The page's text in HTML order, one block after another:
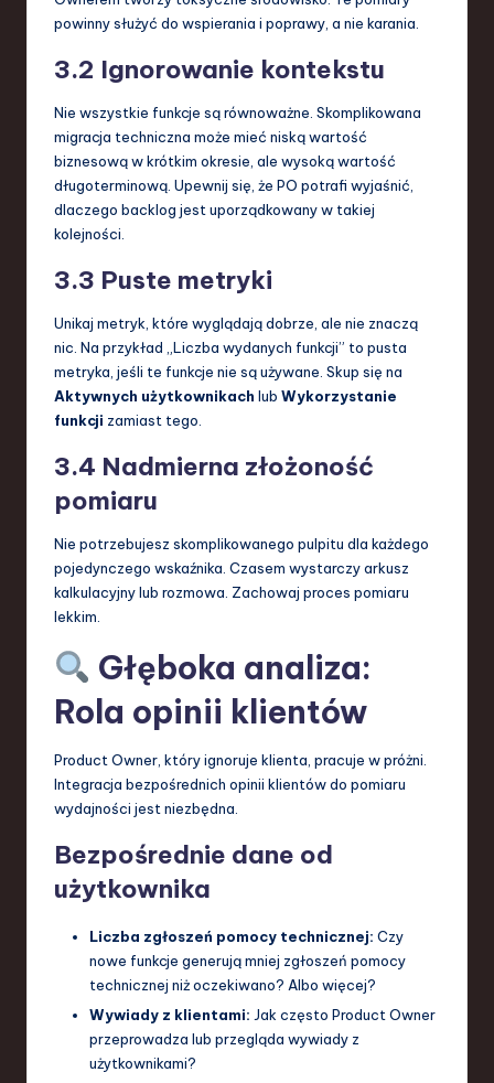
powinny służyć do wspierania i poprawy, a nie karania.
3.2 Ignorowanie kontekstu
Nie wszystkie funkcje są równoważne. Skomplikowana
migracja techniczna może mieć niską wartość
biznesową w krótkim okresie, ale wysoką wartość
długoterminową. Upewnij się, że PO potrafi wyjaśnić,
dlaczego backlog jest uporządkowany w takiej
kolejności.
3.3 Puste metryki
Unikaj metryk, które wyglądają dobrze, ale nie znaczą
nic. Na przykład „Liczba wydanych funkcji” to pusta
metryka, jeśli te funkcje nie są używane. Skup się na
Aktywnych użytkownikach lub Wykorzystanie
funkcji zamiast tego.
3.4 Nadmierna złożoność
pomiaru
Nie potrzebujesz skomplikowanego pulpitu dla każdego
pojedynczego wskaźnika. Czasem wystarczy arkusz
kalkulacyjny lub rozmowa. Zachowaj proces pomiaru
lekkim.
Głęboka analiza:
Rola opinii klientów
Product Owner, który ignoruje klienta, pracuje w próżni.
Integracja bezpośrednich opinii klientów do pomiaru
wydajności jest niezbędna.
Bezpośrednie dane od
użytkownika
Liczba zgłoszeń pomocy technicznej: Czy
nowe funkcje generują mniej zgłoszeń pomocy
technicznej niż oczekiwano? Albo więcej?
Wywiady z klientami: Jak często Product Owner
przeprowadza lub przegląda wywiady z
użytkownikami?